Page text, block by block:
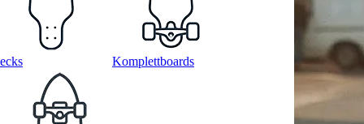
Komplettboards